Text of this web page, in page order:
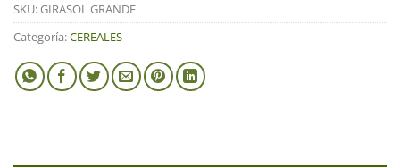
SKU: GIRASOL GRANDE
Categoría:CEREALES